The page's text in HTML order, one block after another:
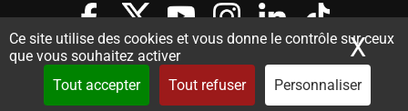
Ce site utilise des cookies et vous donne le contrôle sur ceux
que vous souhaitez activer
Tout accepter
Tout refuser Personnaliser
X
Copyright Guides 2021. Tous droits réservés.
Développement
web sur mesurepar iSoluce